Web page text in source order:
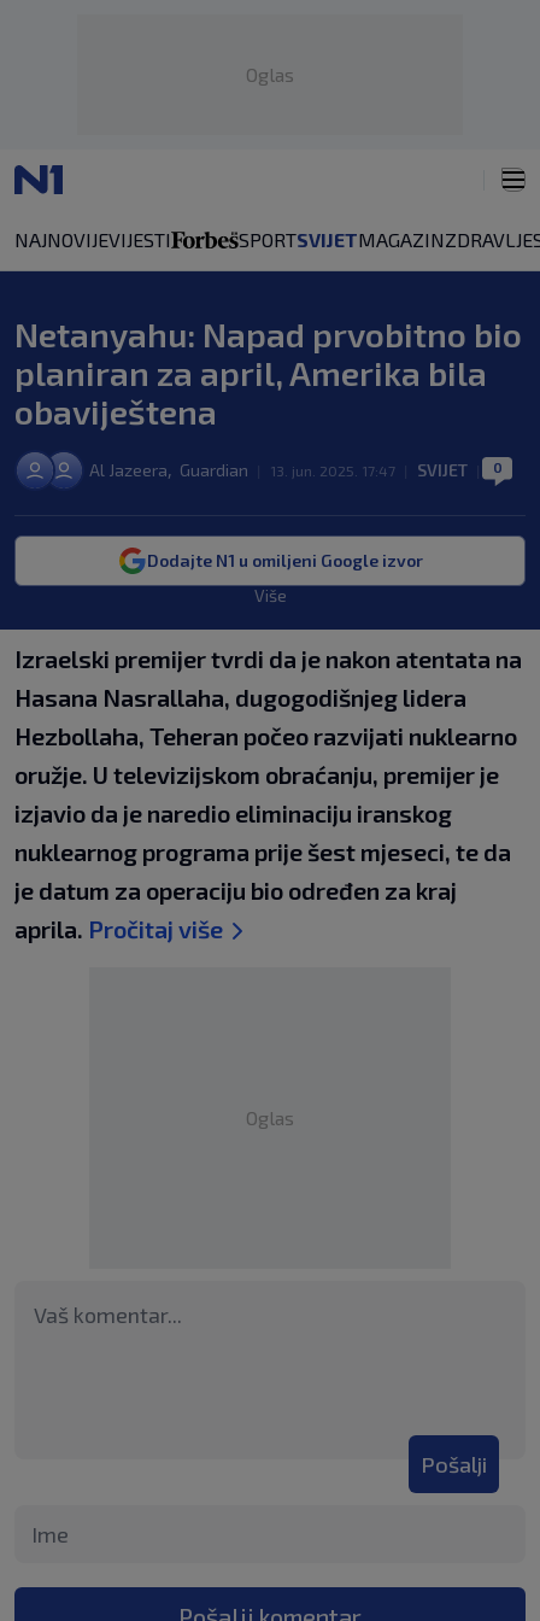
Oglas
NAJNOVIJEVIJESTI SPORTSVIJETMAGAZINZDRAVLJE
Netanyahu: Napad prvobitno bio
planiran za april, Amerika bila
obaviještena
Al Jazeera, Guardian 13. jun. 2025. 17:47 SVIJET 0
Dodajte N1 u omiljeni Google izvor
Više
Izraelski premijer tvrdi da je nakon atentata na
Hasana Nasrallaha, dugogodišnjeg lidera
Hezbollaha, Teheran počeo razvijati nuklearno
oružje. U televizijskom obraćanju, premijer je
izjavio da je naredio eliminaciju iranskog
nuklearnog programa prije šest mjeseci, te da
je datum za operaciju bio određen za kraj
aprila. Pročitaj više
Oglas
Pošalji